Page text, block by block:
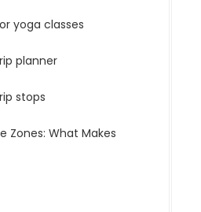
yoga classes
planner
stops
Zones: What Makes